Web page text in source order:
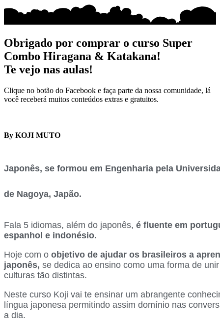
Obrigado por comprar o curso Super
Combo Hiragana & Katakana!
Te vejo nas aulas!
Clique no botão do Facebook e faça parte da nossa comunidade, lá
você receberá muitos conteúdos extras e gratuitos.
By KOJI MUTO
Japonês, se formou em Engenharia pela
de Nagoya, Japão.
Fala 5 idiomas, além do japonês, é fluente em
espanhol e indonésio.
Hoje com o objetivo de ajudar os brasileiros a
japonês, se dedica ao ensino como uma forma de
culturas tão distintas.
Neste curso Koji vai te ensinar um abrangente
língua japonesa permitindo assim domínio nas
a dia.